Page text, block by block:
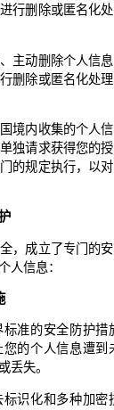
行删除或匿名化
主动删除个人信
删除或匿名化处
境内收集的个人
独请求获得您的
的规定执行，以
，成立了专门的
人信息：
准的安全防护
的个人信息遭
丢失。
识化和多种加